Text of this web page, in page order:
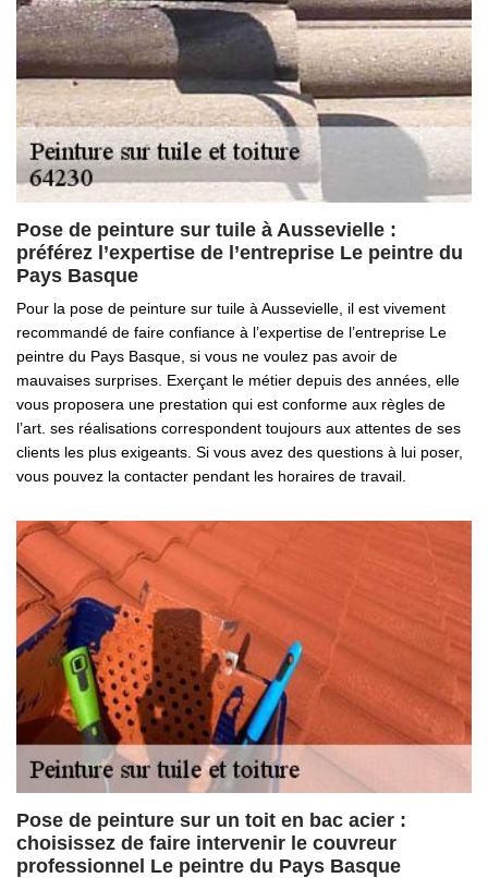
Pose de peinture sur tuile à Aussevielle :
préférez l’expertise de l’entreprise Le peintre du
Pays Basque
Pour la pose de peinture sur tuile à Aussevielle, il est vivement
recommandé de faire confiance à l’expertise de l’entreprise Le
peintre du Pays Basque, si vous ne voulez pas avoir de
mauvaises surprises. Exerçant le métier depuis des années, elle
vous proposera une prestation qui est conforme aux règles de
l’art. ses réalisations correspondent toujours aux attentes de ses
clients les plus exigeants. Si vous avez des questions à lui poser,
vous pouvez la contacter pendant les horaires de travail.
Pose de peinture sur un toit en bac acier :
choisissez de faire intervenir le couvreur
professionnel Le peintre du Pays Basque